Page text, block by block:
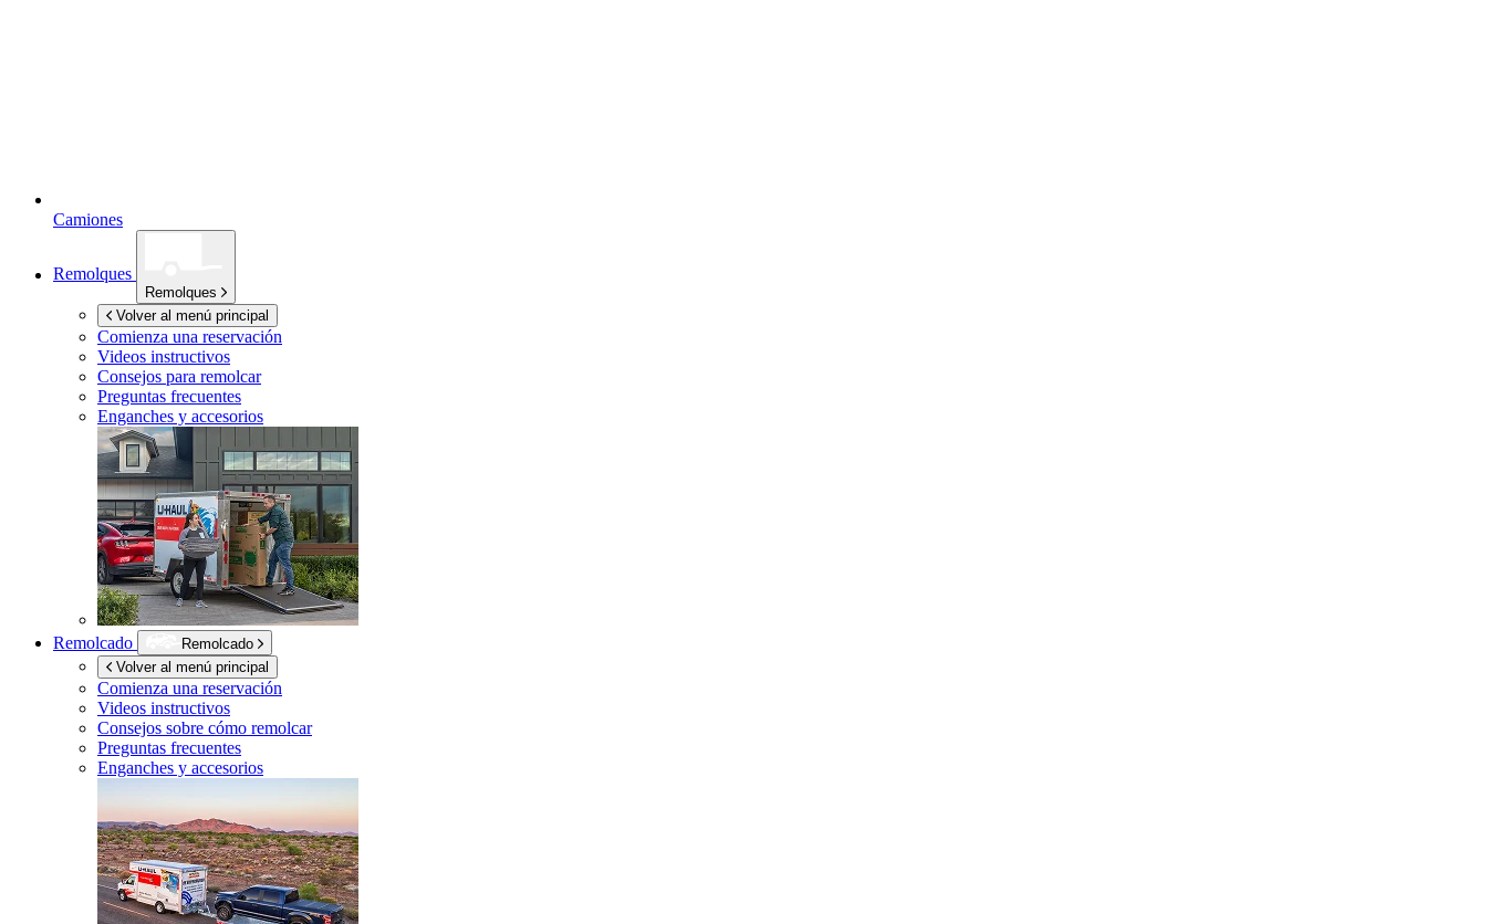
Camiones
Remolques
Remolques
Volver al menú principal
Comienza una reservación
Videos instructivos
Consejos para remolcar
Preguntas frecuentes
Enganches y accesorios
Remolcado
Remolcado
Volver al menú principal
Comienza una reservación
Videos instructivos
Consejos sobre cómo remolcar
Preguntas frecuentes
Enganches y accesorios